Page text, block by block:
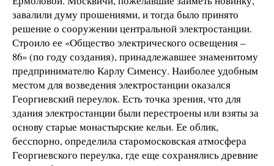
завалили думу прошениями, и тогда было принято
решение о сооружении центральной электростанции.
Строило ее «Общество электрического освещения –
86» (по году создания), принадлежавшее знаменитому
предпринимателю Карлу Сименсу. Наиболее удобным
местом для возведения электростанции оказался
Георгиевский переулок. Есть точка зрения, что для
здания электростанции были перестроены или взяты за
основу старые монастырские кельи. Ее облик,
бесспорно, определила старомосковская атмосфера
Георгиевского переулка, где еще сохранялись древние